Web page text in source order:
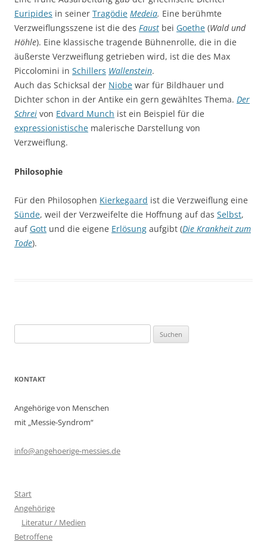
Euripides in seiner Tragödie Medeia. Eine berühmte
Verzweiflungsszene ist die des Faust bei Goethe (Wald und
Höhle). Eine klassische tragende Bühnenrolle, die in die
äußerste Verzweiflung getrieben wird, ist die des Max
Piccolomini in Schillers Wallenstein.
Auch das Schicksal der Niobe war für Bildhauer und
Dichter schon in der Antike ein gern gewähltes Thema. Der
Schrei von Edvard Munch ist ein Beispiel für die
expressionistische malerische Darstellung von
Verzweiflung.
Philosophie
Für den Philosophen Kierkegaard ist die Verzweiflung eine
Sünde, weil der Verzweifelte die Hoffnung auf das Selbst,
auf Gott und die eigene Erlösung aufgibt (Die Krankheit zum
Tode).
nach:
KONTAKT
Angehörige von Menschen
mit „Messie-Syndrom“
info@angehoerige-messies.de
Start
Angehörige
Literatur / Medien
Betroffene